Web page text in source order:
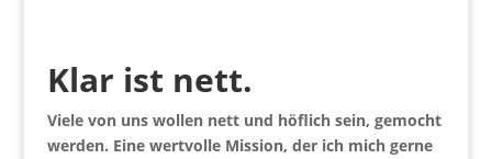
Klar ist nett.
Viele von uns wollen nett und höflich sein, gemocht
werden. Eine wertvolle Mission, der ich mich gerne